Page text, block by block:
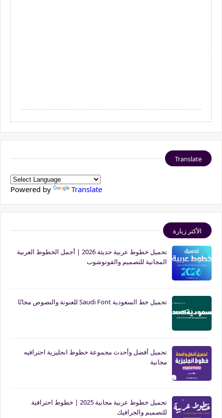
Translate
Powered by Translate
الأكثر زيارة
تحميل خطوط عربية حديثة 2026 | أجمل الخطوط العربية
المجانية للتصميم والفوتوشوب
تحميل خط السعودية Saudi Font للعنونة والنصوص مجانًا
تحميل أفضل وأحدث مجموعة خطوط انجليزية احترافيه
مجانية
تحميل خطوط عربية مجانية 2025 | خطوط احترافية
للتصميم والجرافيك